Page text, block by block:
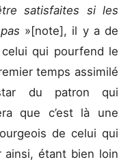
satisfaites si les
»[note], il y a de
qui pourfend le
temps assimilé
du patron qui
que c’est là une
de celui qui
étant bien loin